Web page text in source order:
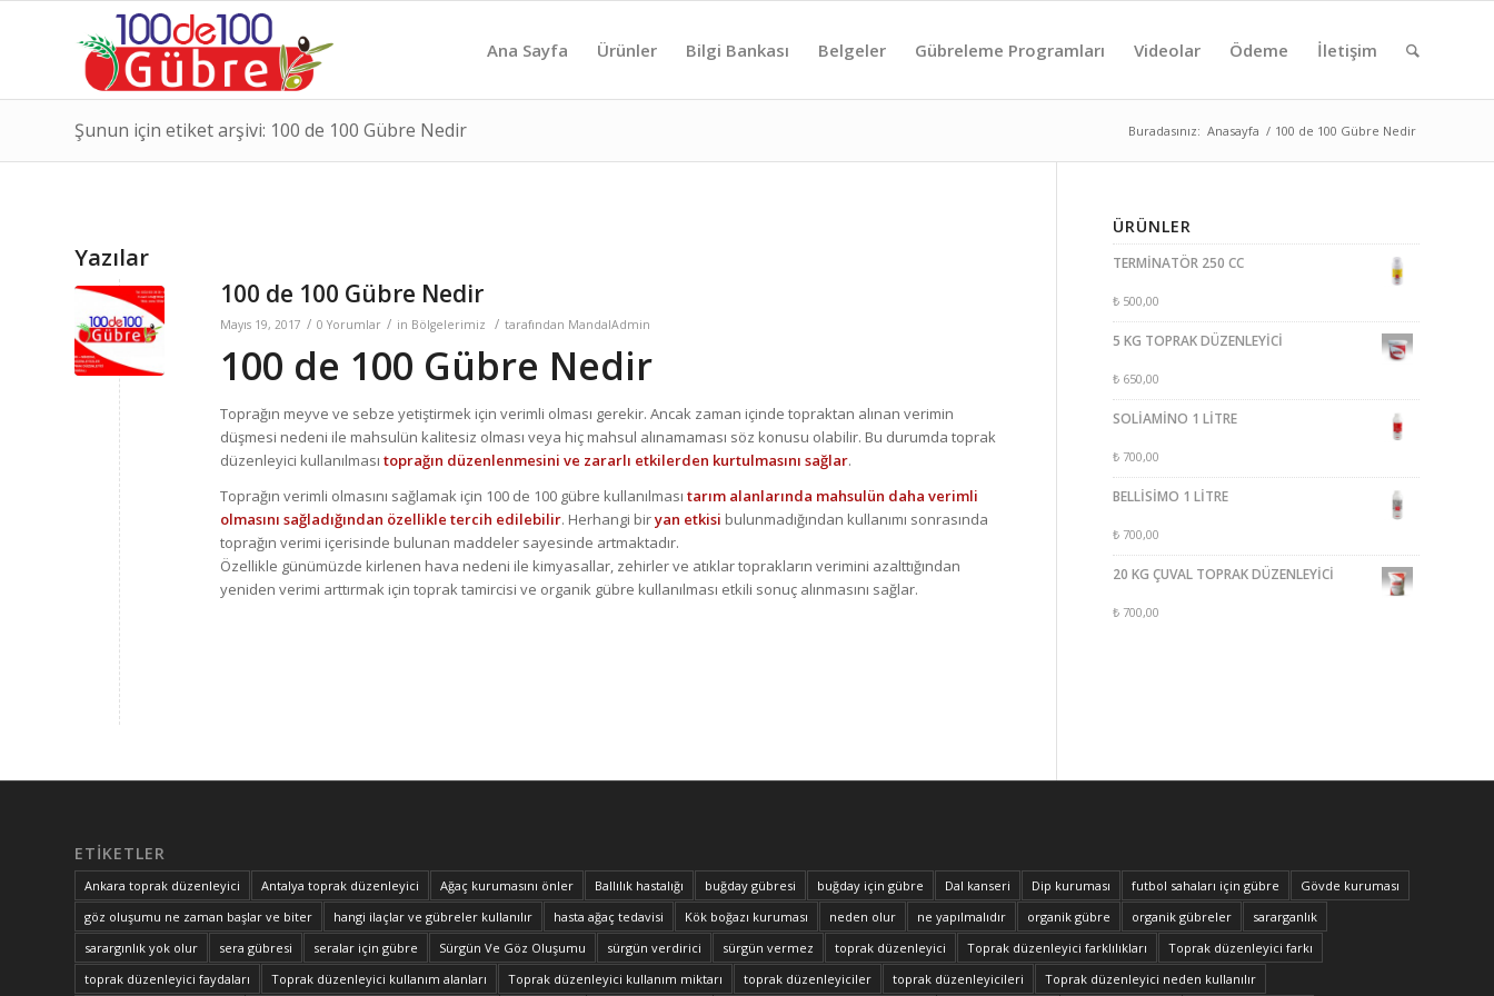
Ana Sayfa Ürünler Bilgi Bankası Belgeler Gübreleme Programları Videolar Ödeme İletişim
Şunun için etiket arşivi: 100 de 100 Gübre Nedir Buradasınız: Anasayfa / 100 de 100 Gübre Nedir
Yazılar
100 de 100 Gübre Nedir
Mayıs 19, 2017 / 0 Yorumlar / in Bölgelerimiz / tarafından MandalAdmin
100 de 100 Gübre Nedir
Toprağın meyve ve sebze yetiştirmek için verimli olması gerekir. Ancak zaman içinde topraktan alınan verimin
düşmesi nedeni ile mahsulün kalitesiz olması veya hiç mahsul alınamaması söz konusu olabilir. Bu durumda toprak
düzenleyici kullanılması toprağın düzenlenmesini ve zararlı etkilerden kurtulmasını sağlar.
Toprağın verimli olmasını sağlamak için 100 de 100 gübre kullanılması tarım alanlarında mahsulün daha verimli
olmasını sağladığından özellikle tercih edilebilir. Herhangi biryan etkisi bulunmadığından kullanımı sonrasında
toprağın verimi içerisinde bulunan maddeler sayesinde artmaktadır.
Özellikle günümüzde kirlenen hava nedeni ile kimyasallar, zehirler ve atıklar toprakların verimini azalttığından
yeniden verimi arttırmak için toprak tamircisi ve organik gübre kullanılması etkili sonuç alınmasını sağlar.
ÜRÜNLER
TERMİNATÖR 250 CC
₺ 500,00
5 KG TOPRAK DÜZENLEYİCİ
₺ 650,00
SOLİAMİNO 1 LİTRE
₺ 700,00
BELLİSİMO 1 LİTRE
₺ 700,00
20 KG ÇUVAL TOPRAK DÜZENLEYİCİ
₺ 700,00
ETIKETLER
Ankara toprak düzenleyici Antalya toprak düzenleyici Ağaç kurumasını önler Ballılık hastalığı buğday gübresi buğday için gübre Dal kanseri Dip kuruması futbol sahaları için gübre
Gövde kuruması
göz oluşumu ne zaman başlar ve biter
hangi ilaçlar ve gübreler kullanılır hasta ağaç tedavisi Kök boğazı kuruması neden olur ne yapılmalıdır organik gübre organik gübreler
sararganlık
sarargınlık yok olur
sera gübresi seralar için gübre Sürgün Ve Göz Oluşumu sürgün verdirici sürgün vermez toprak düzenleyici Toprak düzenleyici farklılıkları
Toprak düzenleyici farkı
toprak düzenleyici faydaları
Toprak düzenleyici kullanım alanları Toprak düzenleyici kullanım miktarı toprak düzenleyiciler toprak düzenleyicileri Toprak düzenleyici neden kullanılır